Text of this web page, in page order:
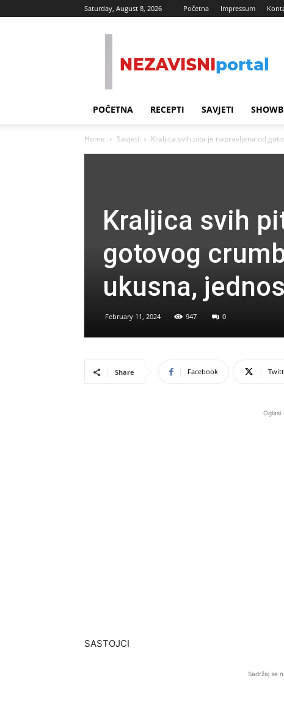
Saturday, August 8, 2026 Početna Impressum
POČETNA RECEPTI SAVJETI
Home Savjeti Kraljica svih pita je napravljena od
Kraljica svih
gotovog
ukusna,
February 11, 2024 947 0
Share Facebook
Oglasi
SASTOJCI
Sadržaj se